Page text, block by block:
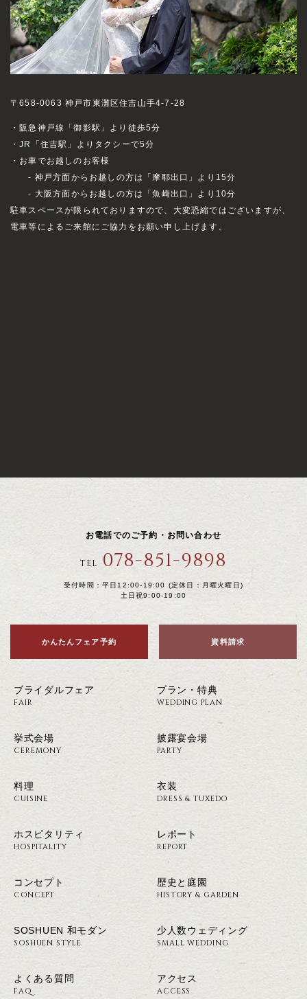
〒658-0063 神戸市東灘区住吉山手4-7-28
・阪急神戸線「御影駅」より徒歩5分
・JR「住吉駅」よりタクシーで5分
・お車でお越しのお客様
- 神戸方面からお越しの方は「摩耶出口」より15分
- 大阪方面からお越しの方は「魚崎出口」より10分
駐車スペースが限られておりますので、大変恐縮ではございますが、
電車等によるご来館にご協力をお願い申し上げます。
お電話でのご予約・お問い合わせ
TEL 078-851-9898
受付時間：平日12:00-19:00 (定休日：月曜火曜日)
土日祝9:00-19:00
かんたんフェア予約 資料請求
ブライダルフェア
FAIR
プラン・特典
WEDDING PLAN
挙式会場
CEREMONY
披露宴会場
PARTY
料理
CUISINE
衣装
DRESS & TUXEDO
ホスピタリティ
HOSPITALITY
レポート
REPORT
コンセプト
CONCEPT
歴史と庭園
HISTORY & GARDEN
SOSHUEN 和モダン
SOSHUEN STYLE
少人数ウェディング
SMALL WEDDING
よくある質問
FAQ
アクセス
ACCESS